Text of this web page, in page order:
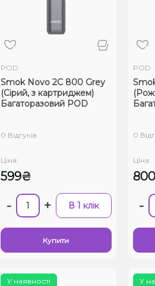
POD
Smok Novo 2C 800 Grey
(Сірий, з картриджем)
Багаторазовий POD
0 Відгуків
Ціна:
599₴
- + В 1 клік
Купити
POD
0
Ціна:
-
У наявності У